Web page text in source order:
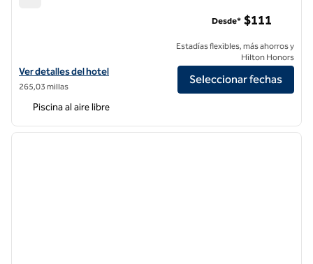
Ver detalles del hotel Hilton Cairo Heliopolis
Ver detalles del hotel
265,03 millas
Desde* $111
Estadías flexibles, más ahorros y
Hilton Honors
Seleccionar fechas
Piscina al aire libre
1 de 13